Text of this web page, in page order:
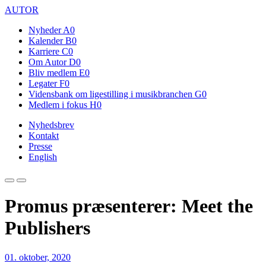
AUTOR
Nyheder A0
Kalender B0
Karriere C0
Om Autor D0
Bliv medlem E0
Legater F0
Vidensbank om ligestilling i musikbranchen G0
Medlem i fokus H0
Nyhedsbrev
Kontakt
Presse
English
Promus præsenterer: Meet the
Publishers
01. oktober, 2020